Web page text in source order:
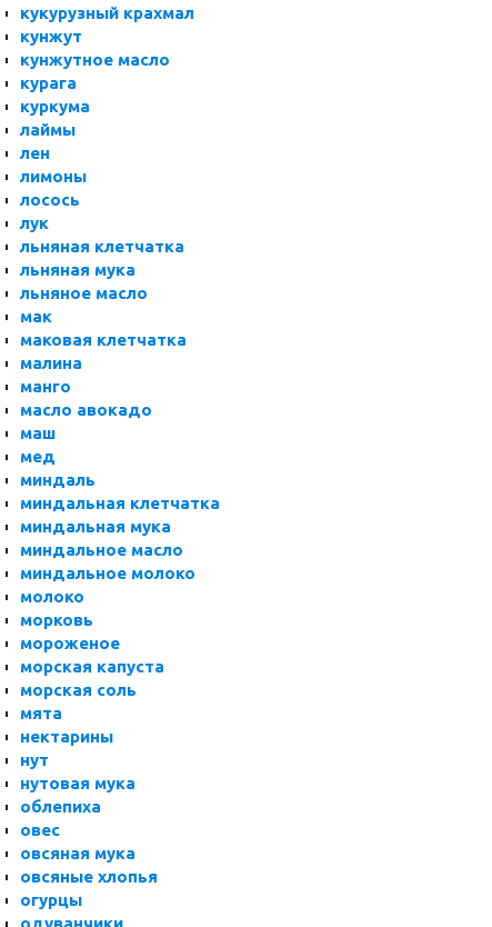
кукурузный крахмал
кунжут
кунжутное масло
курага
куркума
лаймы
лен
лимоны
лосось
лук
льняная клетчатка
льняная мука
льняное масло
мак
маковая клетчатка
малина
манго
масло авокадо
маш
мед
миндаль
миндальная клетчатка
миндальная мука
миндальное масло
миндальное молоко
молоко
морковь
мороженое
морская капуста
морская соль
мята
нектарины
нут
нутовая мука
облепиха
овес
овсяная мука
овсяные хлопья
огурцы
одуванчики